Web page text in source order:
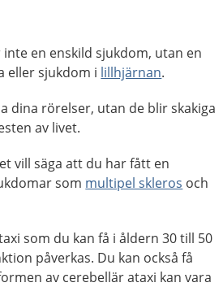
inte en enskild sjukdom, utan en
eller sjukdom i lillhjärnan.
dina rörelser, utan de blir skakiga
av livet.
vill säga att du har fått en
som multipel skleros och
som du kan få i åldern 30 till 50
påverkas. Du kan också få
av cerebellär ataxi kan vara